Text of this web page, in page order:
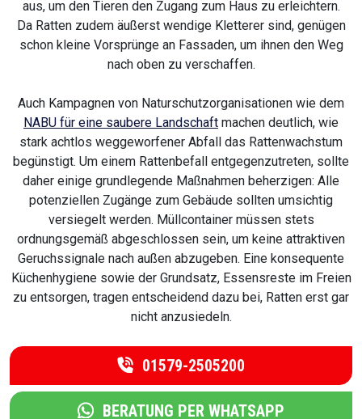
aus, um den Tieren den Zugang zum Haus zu erleichtern.
Da Ratten zudem äußerst wendige Kletterer sind, genügen
schon kleine Vorsprünge an Fassaden, um ihnen den Weg
nach oben zu verschaffen.
Auch Kampagnen von Naturschutzorganisationen wie dem
NABU für eine saubere Landschaft machen deutlich, wie
stark achtlos weggeworfener Abfall das Rattenwachstum
begünstigt. Um einem Rattenbefall entgegenzutreten, sollte
daher einige grundlegende Maßnahmen beherzigen: Alle
potenziellen Zugänge zum Gebäude sollten umsichtig
versiegelt werden. Müllcontainer müssen stets
ordnungsgemäß abgeschlossen sein, um keine attraktiven
Geruchssignale nach außen abzugeben. Eine konsequente
Küchenhygiene sowie der Grundsatz, Essensreste im Freien
zu entsorgen, tragen entscheidend dazu bei, Ratten erst gar
nicht anzusiedeln.
01579-2505200
BERATUNG PER WHATSAPP